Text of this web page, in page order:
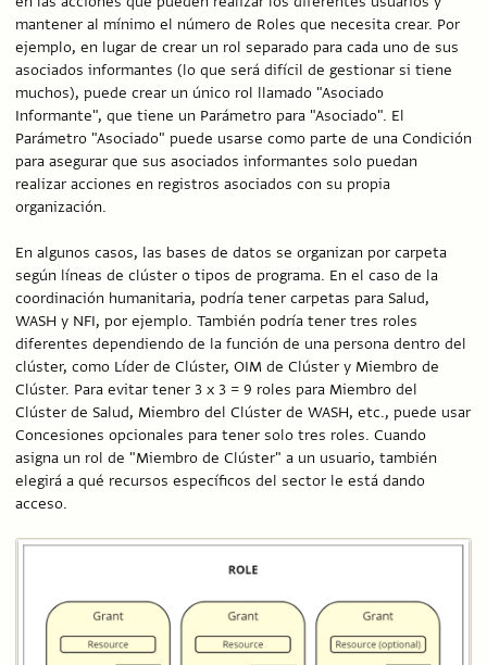
mantener al mínimo el número de Roles que necesita crear. Por
ejemplo, en lugar de crear un rol separado para cada uno de sus
asociados informantes (lo que será difícil de gestionar si tiene
muchos), puede crear un único rol llamado "Asociado
Informante", que tiene un Parámetro para "Asociado". El
Parámetro "Asociado" puede usarse como parte de una Condición
para asegurar que sus asociados informantes solo puedan
realizar acciones en registros asociados con su propia
organización.
En algunos casos, las bases de datos se organizan por carpeta
según líneas de clúster o tipos de programa. En el caso de la
coordinación humanitaria, podría tener carpetas para Salud,
WASH y NFI, por ejemplo. También podría tener tres roles
diferentes dependiendo de la función de una persona dentro del
clúster, como Líder de Clúster, OIM de Clúster y Miembro de
Clúster. Para evitar tener 3 x 3 = 9 roles para Miembro del
Clúster de Salud, Miembro del Clúster de WASH, etc., puede usar
Concesiones opcionales para tener solo tres roles. Cuando
asigna un rol de "Miembro de Clúster" a un usuario, también
elegirá a qué recursos específicos del sector le está dando
acceso.